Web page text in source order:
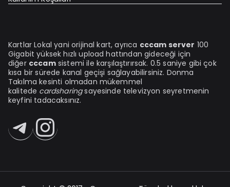
Kartlar Lokal yani orijinal kart, ayrıca cccam server 100
Gigabit yüksek hızlı upload hattından gideceği için
diğer cccamsistemi ile karşılaştırırsak. 0.5 saniye gibi çok
kısa bir sürede kanal geçişi sağlayabilirsiniz. Donma
Takılma kesinti olmadan mükemmel
kalitede cardsharingsayesinde televizyon seyretmenin
keyfini tadacaksınız.
Telegram
Instagram